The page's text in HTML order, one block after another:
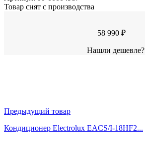
Товар снят с производства
58 990 ₽
Нашли дешевле?
Предыдущий товар
Кондиционер Electrolux EACS/I-18HF2...